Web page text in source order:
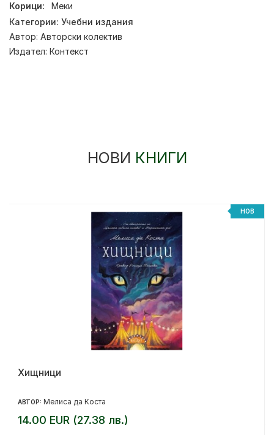
Корици:
Меки
Категории: Учебни издания
Автор: Авторски колектив
Издател: Контекст
НОВИ КНИГИ
НОВ
Хищници
АВТОР: Мелиса да Коста
14.00 EUR (27.38 лв.)